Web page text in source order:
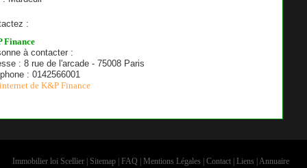
:
Finance
à contacter :
: 8 rue de l'arcade - 75008 Paris
: 0142566001
de K&P Finance
Immobilier loi Scellier Sitemap FAQ Mentions Légales Contact Liens Annuaire